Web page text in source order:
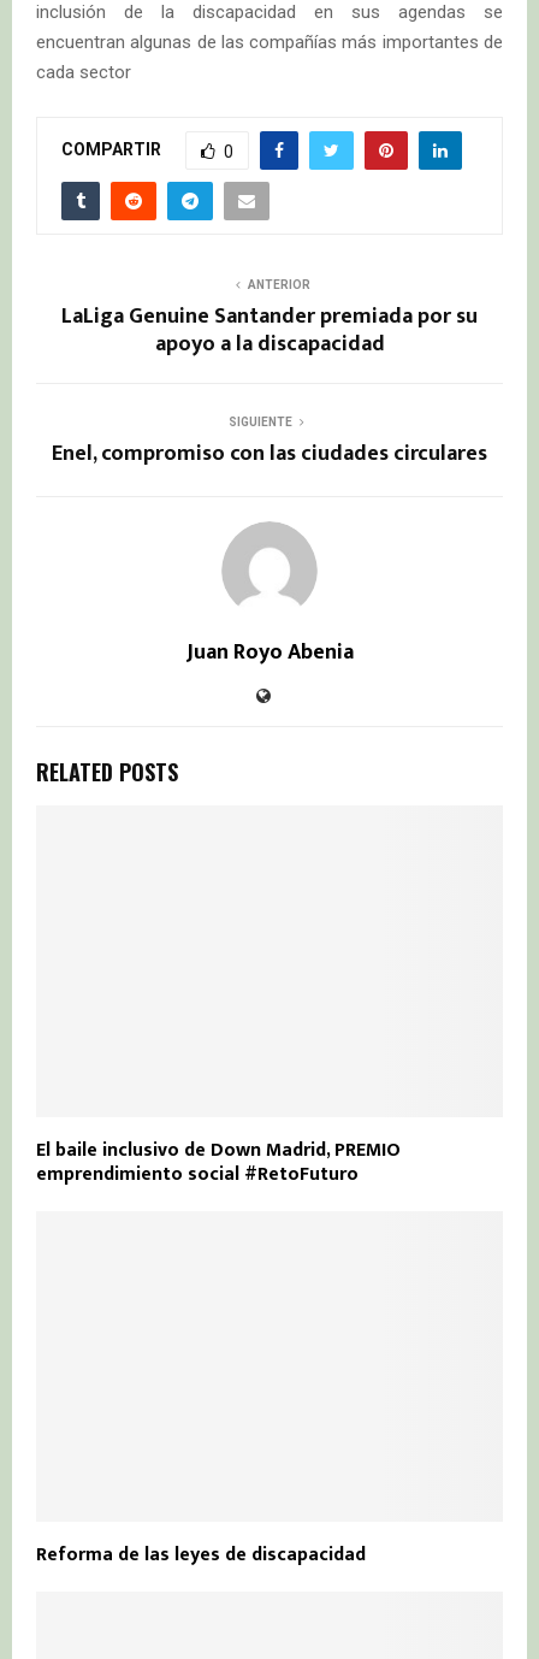
inclusión de la discapacidad en sus agendas se
encuentran algunas de las compañías más importantes de
cada sector
COMPARTIR 0
ANTERIOR
LaLiga Genuine Santander premiada por su
apoyo a la discapacidad
SIGUIENTE
Enel, compromiso con las ciudades circulares
Juan Royo Abenia
RELATED POSTS
El baile inclusivo de Down Madrid, PREMIO
emprendimiento social #RetoFuturo
Reforma de las leyes de discapacidad